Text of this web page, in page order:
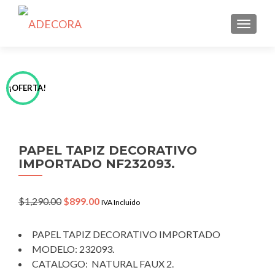
¡OFERTA!
PAPEL TAPIZ DECORATIVO
IMPORTADO NF232093.
$1,290.00 Original
$1,290.00.
$899.00Current
$899.00.
IVA Incluido
PAPEL TAPIZ DECORATIVO IMPORTADO
MODELO: 232093.
CATALOGO: NATURAL FAUX 2.